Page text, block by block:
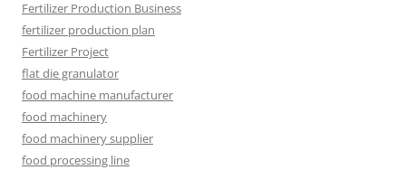
Fertilizer Production Business
fertilizer production plan
Fertilizer Project
flat die granulator
food machine manufacturer
food machinery
food machinery supplier
food processing line